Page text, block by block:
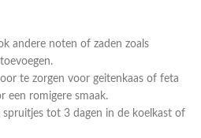
andere noten of zaden zoals
te zorgen voor geitenkaas of feta
een romigere smaak.
tot 3 dagen in de koelkast of